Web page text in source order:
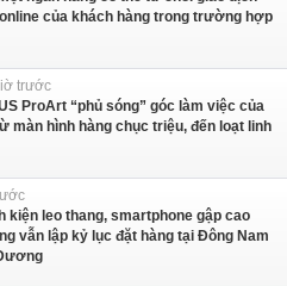
của khách hàng trong trường hợp
trước
ProArt “phủ sóng” góc làm việc của
màn hình hàng chục triệu, đến loạt linh
kiện leo thang, smartphone gập cao
vẫn lập kỷ lục đặt hàng tại Đông Nam